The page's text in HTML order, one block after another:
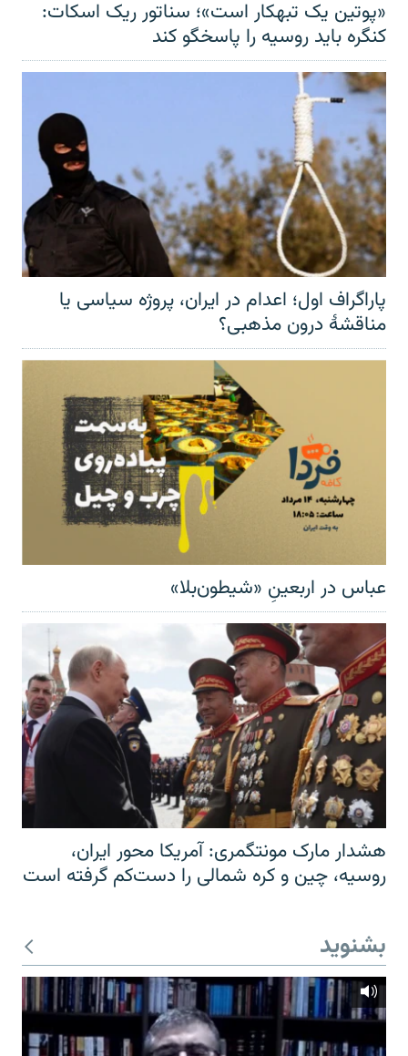
«پوتین یک تبهکار است»؛ سناتور ریک اسکات:
کنگره باید روسیه را پاسخگو کند
پاراگراف اول؛ اعدام در ایران، پروژه سیاسی یا
مناقشهٔ درون مذهبی؟
عباس در اربعینِ «شیطون‌بلا»
هشدار مارک مونتگمری: آمریکا محور ایران،
روسیه، چین و کره شمالی را دست‌کم گرفته است
بشنوید